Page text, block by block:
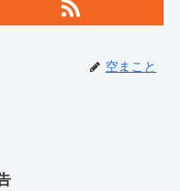
空まこと